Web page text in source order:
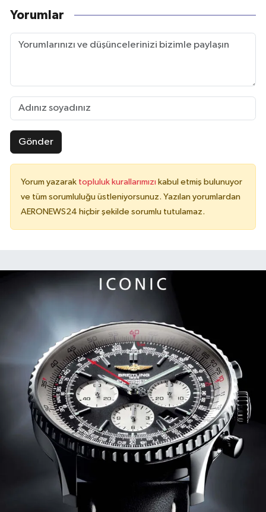
Yorumlar
Gönder
Yorum yazarak topluluk kurallarımızı kabul etmiş bulunuyor
ve tüm sorumluluğu üstleniyorsunuz. Yazılan yorumlardan
AERONEWS24 hiçbir şekilde sorumlu tutulamaz.